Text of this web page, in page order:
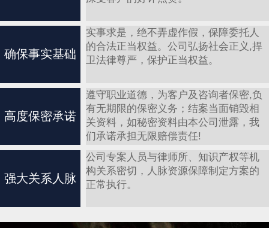
确保事实基础
实事求是，绝不弄虚作假，保障委托人
的合法正当权益。公司弘扬社会正义,捍
卫法律尊严，保护正当权益。
高度保密承诺
遵守职业道德，为客户及咨询者保密,负
有无期限的保密义务；结案当面销毁相
关资料，如秘密资料由本公司泄露，我
们承诺承担无限赔偿责任!
强大关系人脉
公司专案人员与律师所、知识产权等机
构关系密切，人脉资源保障制定方案的
正常执行。